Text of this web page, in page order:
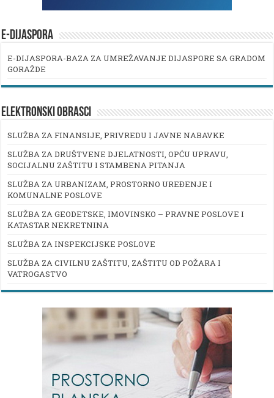
E-DIJASPORA
E-DIJASPORA-BAZA ZA UMREŽAVANJE DIJASPORE SA GRADOM
GORAŽDE
ELEKTRONSKI OBRASCI
SLUŽBA ZA FINANSIJE, PRIVREDU I JAVNE NABAVKE
SLUŽBA ZA DRUŠTVENE DJELATNOSTI, OPĆU UPRAVU,
SOCIJALNU ZAŠTITU I STAMBENA PITANJA
SLUŽBA ZA URBANIZAM, PROSTORNO UREĐENJE I
KOMUNALNE POSLOVE
SLUŽBA ZA GEODETSKE, IMOVINSKO – PRAVNE POSLOVE I
KATASTAR NEKRETNINA
SLUŽBA ZA INSPEKCIJSKE POSLOVE
SLUŽBA ZA CIVILNU ZAŠTITU, ZAŠTITU OD POŽARA I
VATROGASTVO